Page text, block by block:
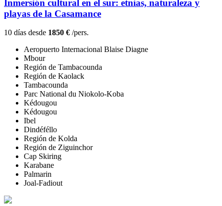
Inmersión cultural en el sur: etnias, naturaleza y
playas de la Casamance
10 días desde 1850 € /pers.
Aeropuerto Internacional Blaise Diagne
Mbour
Región de Tambacounda
Región de Kaolack
Tambacounda
Parc National du Niokolo-Koba
Kédougou
Kédougou
Ibel
Dindéféllo
Región de Kolda
Región de Ziguinchor
Cap Skiring
Karabane
Palmarin
Joal-Fadiout